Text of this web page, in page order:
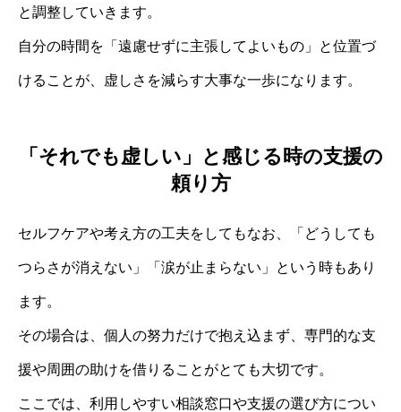
と調整していきます。
自分の時間を「遠慮せずに主張してよいもの」と位置づ
けることが、虚しさを減らす大事な一歩になります。
「それでも虚しい」と感じる時の支援の
頼り方
セルフケアや考え方の工夫をしてもなお、「どうしても
つらさが消えない」「涙が止まらない」という時もあり
ます。
その場合は、個人の努力だけで抱え込まず、専門的な支
援や周囲の助けを借りることがとても大切です。
ここでは、利用しやすい相談窓口や支援の選び方につい